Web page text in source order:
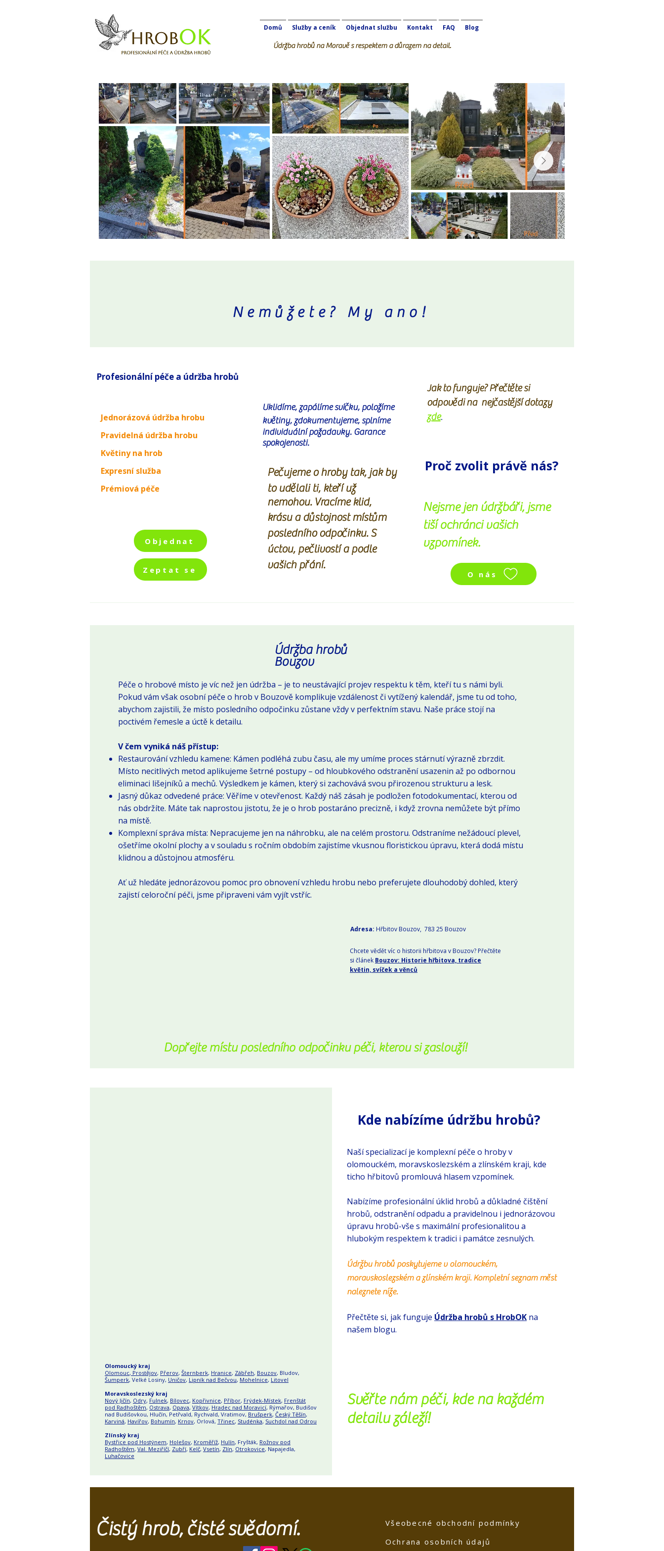
Domů Služby a ceník Objednat službu Kontakt FAQ Blog
Údržba hrobů na Moravě s respektem a důrazem na detail.
Nemůžete? My ano!
Profesionální péče a údržba hrobů
Jednorázová údržba hrobu
Pravidelná údržba hrobu
Květiny na hrob
Expresní služba
Prémiová péče
Objednat
Zeptat se
Uklidíme, zapálíme svíčku, položíme
květiny, zdokumentujeme, splníme
individuální požadavky. Garance
spokojenosti.
Pečujeme o hroby tak, jak by
to udělali ti, kteří už
nemohou. Vracíme klid,
krásu a důstojnost místům
posledního odpočinku. S
úctou, pečlivostí a podle
vašich přání.
Jak to funguje? Přečtěte si
odpovědi na nejčastější dotazy
zde.
Proč zvolit právě nás?
Nejsme jen údržbáři, jsme
tiší ochránci vašich
vzpomínek.
O nás
Údržba hrobů
Bouzov
Péče o hrobové místo je víc než jen údržba – je to neustávající projev respektu k těm, kteří tu s námi byli.
Pokud vám však osobní péče o hrob v Bouzově komplikuje vzdálenost či vytížený kalendář, jsme tu od toho,
abychom zajistili, že místo posledního odpočinku zůstane vždy v perfektním stavu. Naše práce stojí na
poctivém řemesle a úctě k detailu.
V čem vyniká náš přístup:
Restaurování vzhledu kamene: Kámen podléhá zubu času, ale my umíme proces stárnutí výrazně zbrzdit.
Místo necitlivých metod aplikujeme šetrné postupy – od hloubkového odstranění usazenin až po odbornou
eliminaci lišejníků a mechů. Výsledkem je kámen, který si zachovává svou přirozenou strukturu a lesk.
Jasný důkaz odvedené práce: Věříme v otevřenost. Každý náš zásah je podložen fotodokumentací, kterou od
nás obdržíte. Máte tak naprostou jistotu, že je o hrob postaráno precizně, i když zrovna nemůžete být přímo
na místě.
Komplexní správa místa: Nepracujeme jen na náhrobku, ale na celém prostoru. Odstraníme nežádoucí plevel,
ošetříme okolní plochy a v souladu s ročním obdobím zajistíme vkusnou floristickou úpravu, která dodá místu
klidnou a důstojnou atmosféru.
Ať už hledáte jednorázovou pomoc pro obnovení vzhledu hrobu nebo preferujete dlouhodobý dohled, který
zajistí celoroční péči, jsme připraveni vám vyjít vstříc.
Adresa: Hřbitov Bouzov, 783 25 Bouzov
Chcete vědět víc o historii hřbitova v Bouzov? Přečtěte
si článek Bouzov: Historie hřbitova, tradice
květin, svíček a věnců
Dopřejte místu posledního odpočinku péči, kterou si zaslouží!
Olomoucký kraj
Olomouc, Prostějov, Přerov, Šternberk, Hranice, Zábřeh, Bouzov, Bludov,
Šumperk, Velké Losiny, Uničov, Lipník nad Bečvou, Mohelnice, Litovel
Moravskoslezský kraj
Nový Jičín, Odry, Fulnek, Bílovec, Kopřivnice, Příbor, Frýdek-Místek, Frenštát
pod Radhoštěm, Ostrava, Opava, Vítkov, Hradec nad Moravicí, Rýmařov, Budišov
nad Budišovkou, Hlučín, Petřvald, Rychvald, Vratimov, Brušperk, Český Těšín,
Karviná, Havířov, Bohumín, Krnov, Orlová, Třinec, Studénka, Suchdol nad Odrou
Zlínský kraj
Bystřice pod Hostýnem, Holešov, Kroměříž, Hulín, Fryšták, Rožnov pod
Radhoštěm, Val. Meziříčí, Zubří, Kelč, Vsetín, Zlín, Otrokovice, Napajedla,
Luhačovice
Kde nabízíme údržbu hrobů?
Naší specializací je komplexní péče o hroby v
olomouckém, moravskoslezském a zlínském kraji, kde
ticho hřbitovů promlouvá hlasem vzpomínek.​​
Nabízíme profesionální úklid hrobů a důkladné čištění
hrobů, odstranění odpadu a pravidelnou i jednorázovou
úpravu hrobů-vše s maximální profesionalitou a
hlubokým respektem k tradici i památce zesnulých.
Údržbu hrobů poskytujeme v olomouckém,
moravskoslezském a zlínském kraji. Kompletní seznam měst
naleznete níže.
Přečtěte si, jak funguje Údržba hrobů s HrobOK na
našem blogu.
Svěřte nám péči, kde na každém
detailu záleží!
Čistý hrob, čisté svědomí.
Všeobecné obchodní podmínky
Ochrana osobních údajů